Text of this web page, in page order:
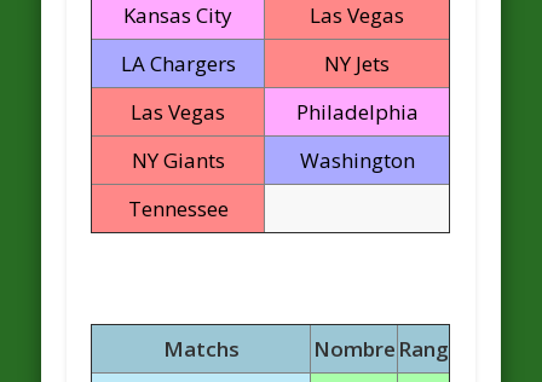
Kansas City
Las Vegas
LA Chargers
NY Jets
Las Vegas
Philadelphia
NY Giants
Washington
Tennessee
Matchs Nombre Rang